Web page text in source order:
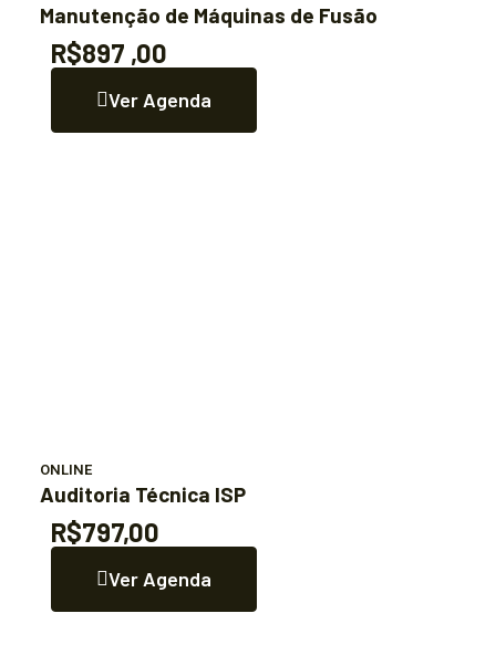
Manutenção de Máquinas de Fusão
R$897 ,00
Ver Agenda
ONLINE
Auditoria Técnica ISP
R$797,00
Ver Agenda